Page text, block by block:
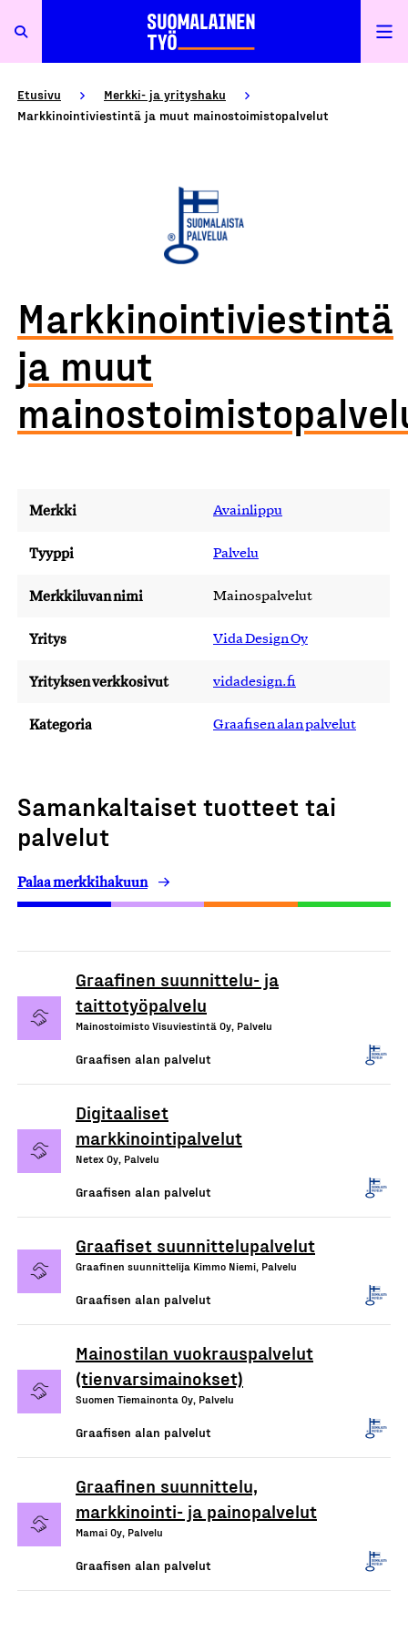
Etusivu
Merkki- ja yrityshaku
Markkinointiviestintä ja muut mainostoimistopalvelut
Markkinointiviestintä
ja muut
Merkki Avainlippu
Tyyppi Palvelu
Merkkiluvan nimi Mainospalvelut
Yritys Vida Design Oy
Yrityksen verkkosivut vidadesign.fi
Kategoria Graafisen alan palvelut
Samankaltaiset tuotteet tai
palvelut
Palaa merkkihakuun
Graafinen suunnittelu- ja
taittotyöpalvelu
Mainostoimisto Visuviestintä Oy, Palvelu
Graafisen alan palvelut
Digitaaliset
markkinointipalvelut
Netex Oy, Palvelu
Graafisen alan palvelut
Graafiset suunnittelupalvelut
Graafinen suunnittelija Kimmo Niemi, Palvelu
Graafisen alan palvelut
Mainostilan vuokrauspalvelut
(tienvarsimainokset)
Suomen Tiemainonta Oy, Palvelu
Graafisen alan palvelut
Graafinen suunnittelu,
markkinointi- ja painopalvelut
Mamai Oy, Palvelu
Graafisen alan palvelut